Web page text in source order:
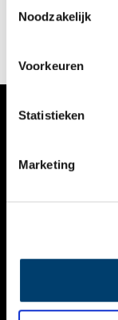
Noodzakelijk
Voorkeuren
Statistieken
Marketing
zijn. Maar een
de hoofden
NIEUWS
KALENDER
ACTIVITEITEN